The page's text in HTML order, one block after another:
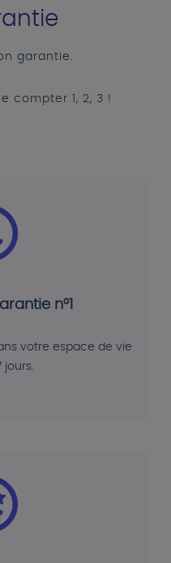
garantie.
compter 1, 2, 3 !
n°1
votre espace de vie
jours.